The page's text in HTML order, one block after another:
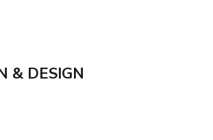
& DESIGN